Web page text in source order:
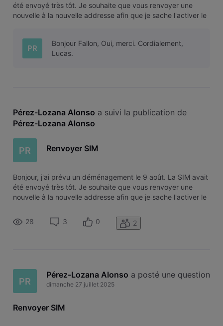
été envoyé très tôt. Je souhaite que vous renvoyer une
nouvelle à la nouvelle addresse afin que je sache l'activer le
PR
Bonjour Fallon, Oui, merci. Cordialement,
Lucas.
Pérez-Lozana Alonso a suivi la publication de
Pérez-Lozana Alonso
PR Renvoyer SIM
Bonjour, j'ai prévu un déménagement le 9 août. La SIM avait
été envoyé très tôt. Je souhaite que vous renvoyer une
nouvelle à la nouvelle addresse afin que je sache l'activer le
28
3 0 2
PR
Pérez-Lozana Alonso a posté une question
dimanche 27 juillet 2025
Renvoyer SIM